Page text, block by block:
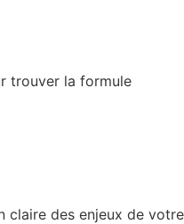
trouver la formule
claire des enjeux de votre